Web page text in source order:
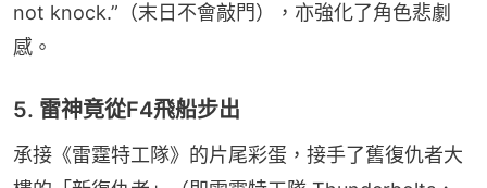
not knock.”（末日不會敲門），亦強化了角色悲劇
感。
5. 雷神竟從F4飛船步出
承接《雷霆特工隊》的片尾彩蛋，接手了舊復仇者大